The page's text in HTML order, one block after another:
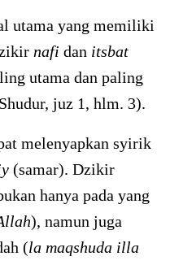
utama yang memiliki
nafi dan itsbat
utama dan paling
juz 1, hlm. 3).
melenyapkan syirik
(samar). Dzikir
hanya pada yang
), namun juga
(la maqshuda illa